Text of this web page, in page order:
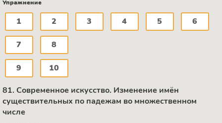
Упражнение
1 2 3 4 5 6
7 8
9 10
81. Современное искусство. Изменение имён
существительных по падежам во множественном
числе